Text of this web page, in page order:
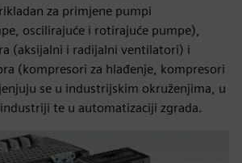
za primjene pumpi
oscilirajuće i rotirajuće pumpe),
(aksijalni i radijalni ventilatori) i
(kompresori za hlađenje, kompresori
se u industrijskim okruženjima, u
te u automatizaciji zgrada.